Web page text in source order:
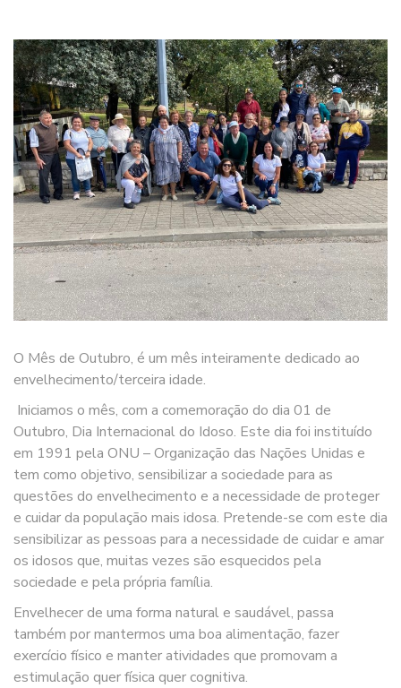
O Mês de Outubro, é um mês inteiramente dedicado ao
envelhecimento/terceira idade.
Iniciamos o mês, com a comemoração do dia 01 de
Outubro, Dia Internacional do Idoso. Este dia foi instituído
em 1991 pela ONU – Organização das Nações Unidas e
tem como objetivo, sensibilizar a sociedade para as
questões do envelhecimento e a necessidade de proteger
e cuidar da população mais idosa. Pretende-se com este dia
sensibilizar as pessoas para a necessidade de cuidar e amar
os idosos que, muitas vezes são esquecidos pela
sociedade e pela própria família.
Envelhecer de uma forma natural e saudável, passa
também por mantermos uma boa alimentação, fazer
exercício físico e manter atividades que promovam a
estimulação quer física quer cognitiva.